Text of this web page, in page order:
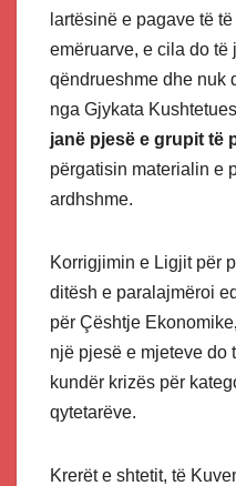
lartësinë e pagave të
emëruarve, e cila do të
qëndrueshme dhe nuk
nga Gjykata
janë pjesë e grupit të
përgatisin materialin e
ardhshme.
Korrigjimin e Ligjit për
ditësh e paralajmëroi
për Çështje Ekonomike
një pjesë e mjeteve do
kundër krizës për
qytetarëve.
Krerët e shtetit, të